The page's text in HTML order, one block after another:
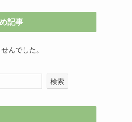
記事
んでした。
検索